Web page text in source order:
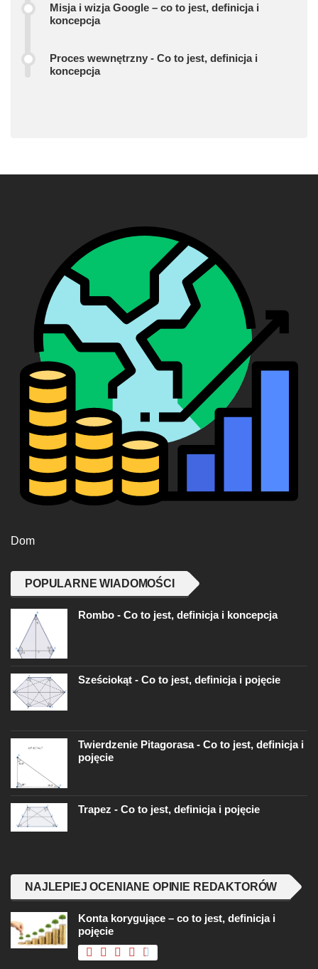
Misja i wizja Google – co to jest, definicja i
koncepcja
Proces wewnętrzny - Co to jest, definicja i
koncepcja
Dom
POPULARNE WIADOMOŚCI
Rombo - Co to jest, definicja i koncepcja
Sześciokąt - Co to jest, definicja i pojęcie
Twierdzenie Pitagorasa - Co to jest, definicja i
pojęcie
Trapez - Co to jest, definicja i pojęcie
NAJLEPIEJ OCENIANE OPINIE REDAKTORÓW
Konta korygujące – co to jest, definicja i
pojęcie